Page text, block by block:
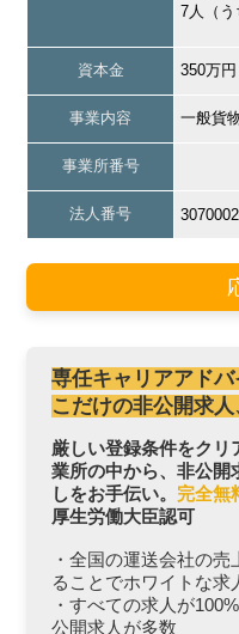
7人（う
資本金 350万円
事業内容 一般貨
事業所番号
法人番号
専任キャリアアド
こだけの非公開求
厳しい登録条件をクリ
業所の中から、非公開
しをお手伝い。 完全無
厚生労働大臣認可
・全国の運送会社の
ることでホワイトな求
・すべての求人が
公開求人が多数